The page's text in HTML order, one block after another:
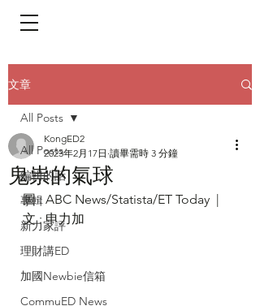
文章
All Posts
編輯的話
專輯
新力家評
理財講ED
加國Newbie信箱
CommuED News
All Posts
鬼祟的氣球
KongED2
2023年2月17日 讀畢需時 3 分鐘
圖 : ABC News/Statista/ET Today  |
文 : 申力加